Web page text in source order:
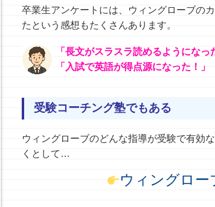
卒業生アンケートには、
ウィングローブの
たという 感想もたくさんあります。
「長文がスラスラ読めるようになっ
「入試で英語が得点源になった！」
受験コーチング塾でもある
ウィングローブのどんな指導が受験で有効
くとして…
ウィングロー